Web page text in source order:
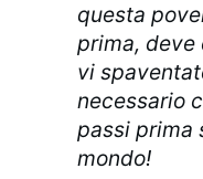
questa
prima, deve
vi
necessario
passi prima
mondo!